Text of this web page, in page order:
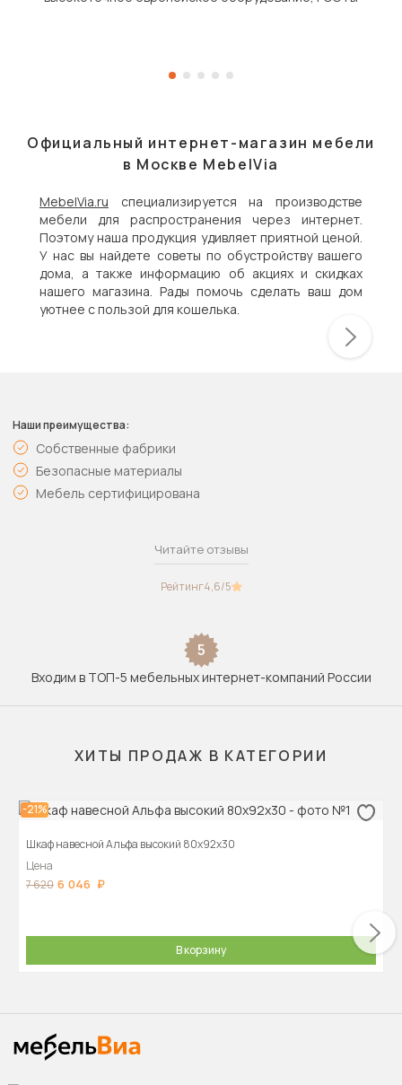
Официальный интернет-магазин мебели
в Москве MebelVia
MebelVia.ru специализируется на производстве
мебели для распространения через интернет.
Поэтому наша продукция удивляет приятной ценой.
У нас вы найдете советы по обустройству вашего
дома, а также информацию об акциях и скидках
нашего магазина. Рады помочь сделать ваш дом
уютнее с пользой для кошелька.
Наши преимущества:
Собственные фабрики
Безопасные материалы
Мебель сертифицирована
Читайте отзывы
Рейтинг4,6/5
5
Входим в ТОП-5 мебельных интернет-компаний России
ХИТЫ ПРОДАЖ В КАТЕГОРИИ
-21%
Шкаф навесной Альфа высокий 80х92х30
Цена
7 620 6 046
В корзину